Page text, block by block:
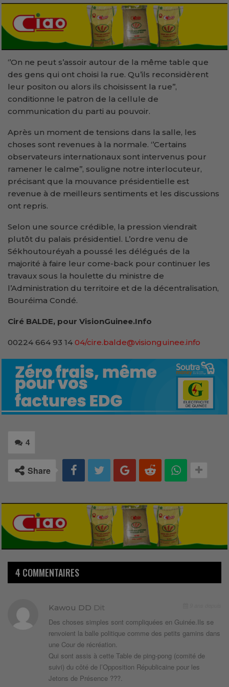
‘’On ne peut s’assoir autour de la même table que
des gens qui ont choisi la rue. Qu’ils reconsidèrent
leur positon ou alors ils choisissent la rue’’,
conditionne le patron de la cellule de
communication du parti au pouvoir.
Après un moment de tensions dans la salle, les
choses sont revenues à la normale. ‘’Certains
observateurs internationaux sont intervenus pour
ramener le calme’’, souligne notre interlocuteur,
précisant que la mouvance présidentielle est
revenue à de meilleurs sentiments et les discussions
ont repris.
Selon une source crédible, la pression viendrait
plutôt du palais présidentiel. L’ordre venu de
Sékhoutouréyah a poussé les délégués de la
majorité à faire leur come-back pour continuer les
travaux sous la houlette du ministre de
l’Administration du territoire et de la décentralisation,
Bouréima Condé.
Ciré BALDE, pour VisionGuinee.Info
00224 664 93 14 04/cire.balde@visionguinee.info
4
Share
4 COMMENTAIRES
Kawou DD Dit
Des choses simples sont compliquées en Guinée.Ils se
renvoient la balle politique comme des petits gamins dans
une Cour de récréation.
Qui sont assis à cette Table de ping-pong (comité de
suivi) du côté de l’Opposition Républicaine pour les
Jetons de Présence ???.